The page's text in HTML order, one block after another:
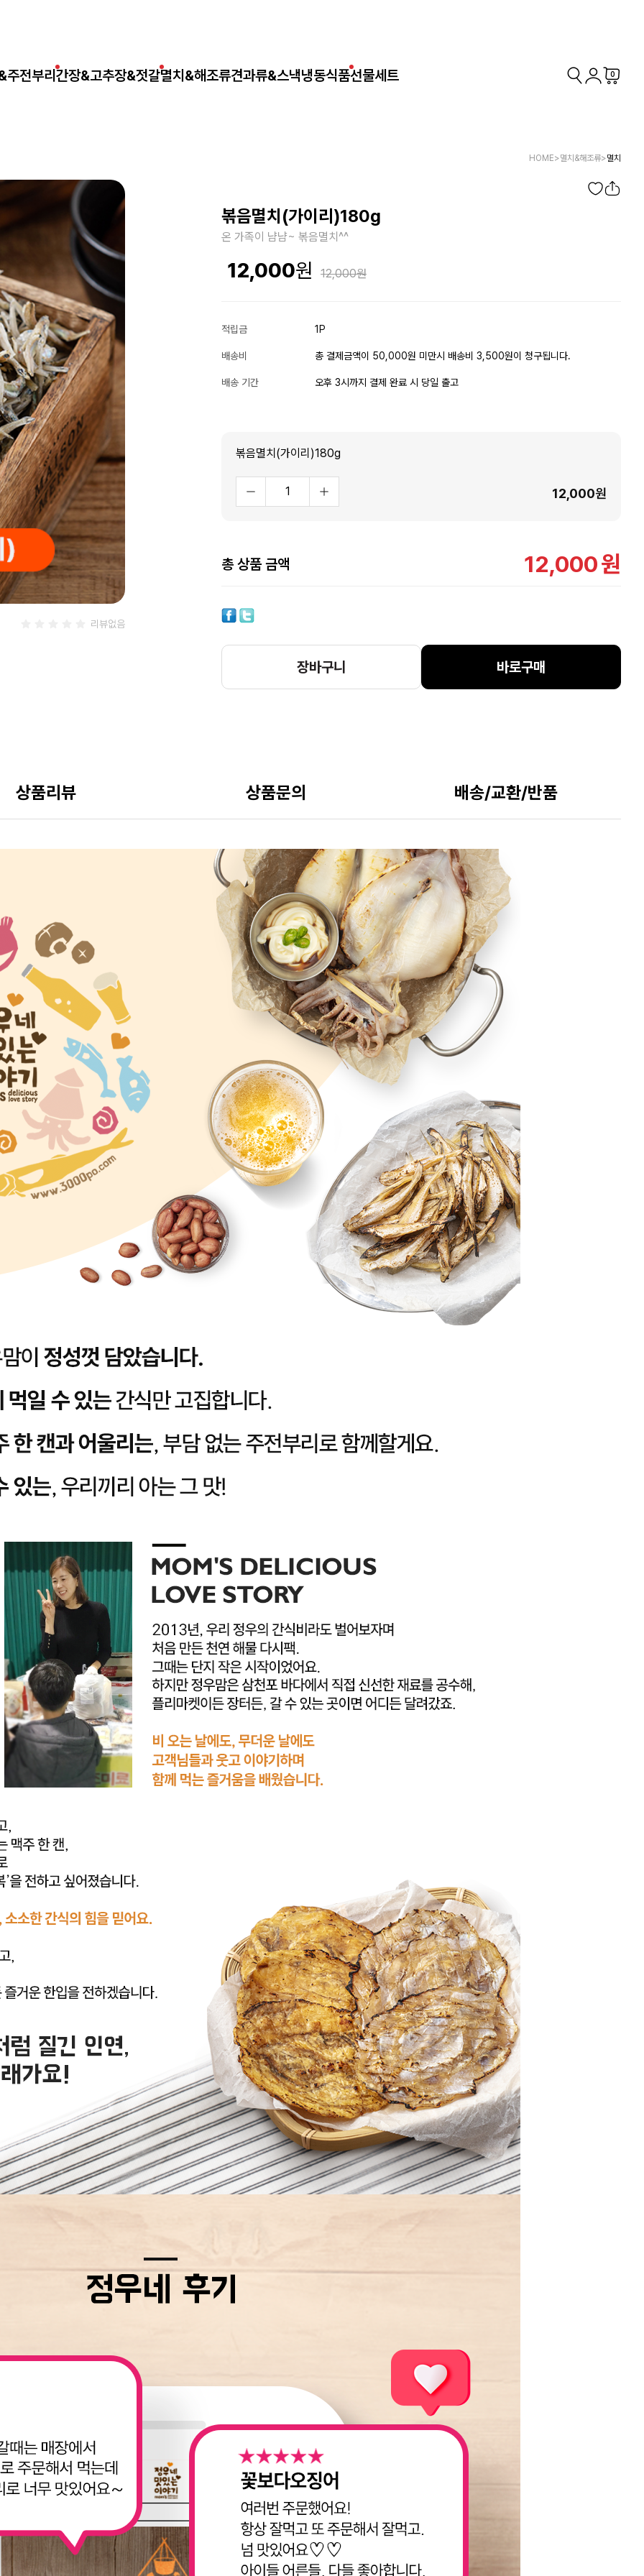
주전부리 간장&고추장&젓갈멸치&해조류견과류&스낵냉동식품선물세트 0
HOME>멸치&해조류>멸치
리뷰없음
볶음멸치(가이리)180g
온 가족이 냠냠~ 볶음멸치^^
12,000 12,000
적립금 1P
배송비 총 결제금액이 50,000원 미만시 배송비 3,500원이 청구됩니다.
배송 기간 오후 3시까지 결제 완료 시 당일 출고
볶음멸치(가이리)180g
12,000원
총 상품 금액 12,000원
장바구니 바로구매
상품리뷰 상품문의 배송/교환/반품